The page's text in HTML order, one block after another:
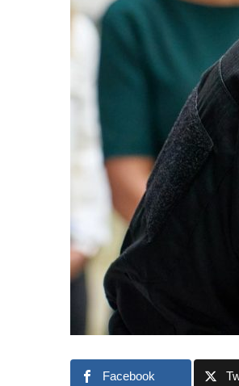
Facebook